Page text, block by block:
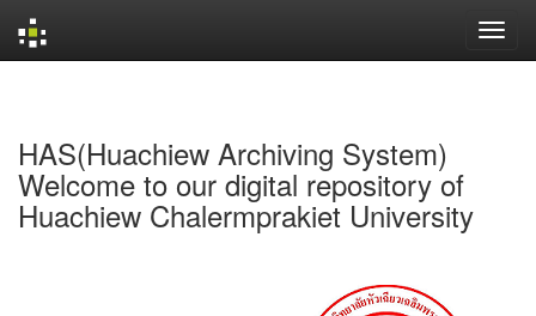
HAS(Huachiew Archiving System)
Welcome to our digital repository of
Huachiew Chalermprakiet University